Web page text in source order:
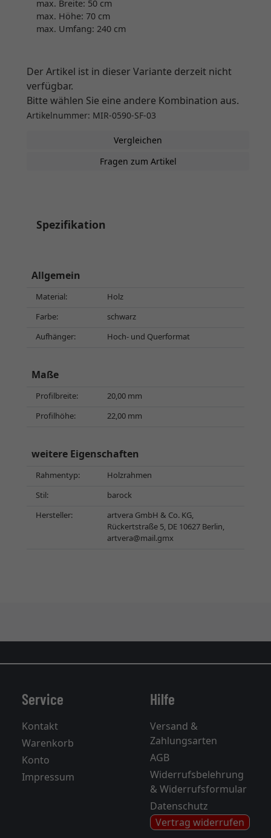
max. Breite: 50 cm
max. Höhe: 70 cm
max. Umfang: 240 cm
Der Artikel ist in dieser Variante derzeit nicht
verfügbar.
Bitte wählen Sie eine andere Kombination aus.
Artikelnummer: MIR-0590-SF-03
Vergleichen
Fragen zum Artikel
Spezifikation
Allgemein
Material:
Holz
Farbe:
schwarz
Aufhänger:
Hoch- und Querformat
Maße
Profilbreite:
20,00 mm
Profilhöhe:
22,00 mm
weitere Eigenschaften
Rahmentyp:
Holzrahmen
Stil:
barock
Hersteller:
artvera GmbH & Co. KG,
Rückertstraße 5, DE 10627 Berlin,
artvera@mail.gmx
Service
Kontakt
Warenkorb
Konto
Impressum
Hilfe
Versand &
Zahlungsarten
AGB
Widerrufsbelehrung
& Widerrufsformular
Datenschutz
Vertrag widerrufen